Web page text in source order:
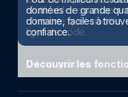
données de grande
domaine, faciles à
confiance.
Visite guidée